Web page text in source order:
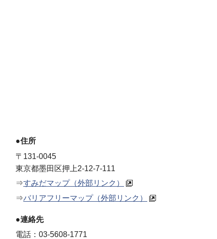
●住所
〒131-0045
東京都墨田区押上2-12-7-111
⇒すみだマップ（外部リンク）
⇒バリアフリーマップ（外部リンク）
●連絡先
電話：03-5608-1771